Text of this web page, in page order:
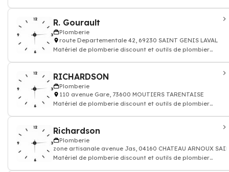
R. Gourault
Plomberie
route Departementale 42, 69230 SAINT GENIS LAVAL
Matériel de plomberie discount et outils de plombier
RICHARDSON
Plomberie
110 avenue Gare, 73600 MOUTIERS TARENTAISE
Matériel de plomberie discount et outils de plombier
Richardson
Plomberie
zone artisanale avenue Jas, 04160 CHATEAU ARNOUX
Matériel de plomberie discount et outils de plombier